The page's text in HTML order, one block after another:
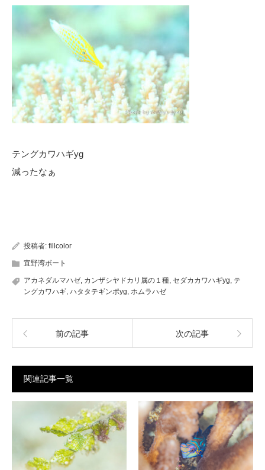
テングカワハギyg
減ったなぁ
投稿者: fillcolor
宜野湾ボート
アカネダルマハゼ, カンザシヤドカリ属の１種, セダカカワハギyg, テ
ングカワハギ, ハタタテギンポyg, ホムラハゼ
前の記事 次の記事
関連記事一覧